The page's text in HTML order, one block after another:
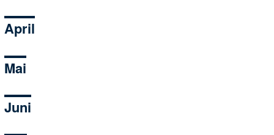
April
Mai
Juni